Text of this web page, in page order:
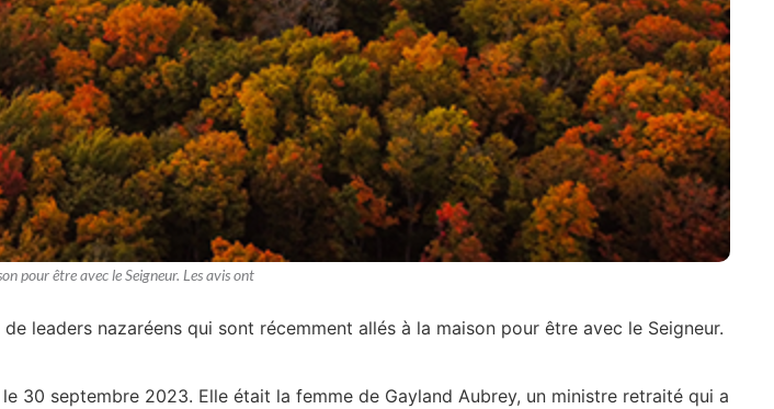
pour être avec le Seigneur. Les avis ont
leaders nazaréens qui sont récemment allés à la maison pour être avec le Seigneur.
30 septembre 2023. Elle était la femme de Gayland Aubrey, un ministre retraité qui a